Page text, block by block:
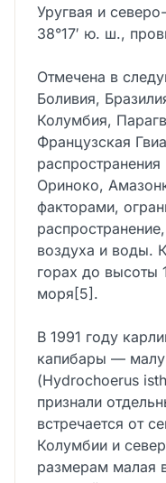
Уругвая и
38°17′ ю. ш.,
Отмечена в
Боливия,
Колумбия,
Французская
Ориноко,
факторами,
воздуха и воды.
горах до высоты
моря[5].
В 1991 году
капибары —
(Hydrochoerus
признали
встречается от
Колумбии и
размерам малая